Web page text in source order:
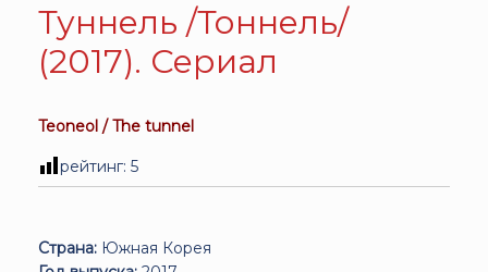
Туннель /Тоннель/
(2017). Сериал
Teoneol / The tunnel
рейтинг: 5
Страна: Южная Корея